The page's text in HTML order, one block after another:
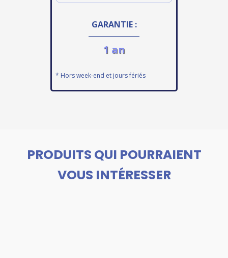
GARANTIE :
1 an
* Hors week-end et jours fériés
PRODUITS QUI POURRAIENT
VOUS INTÉRESSER